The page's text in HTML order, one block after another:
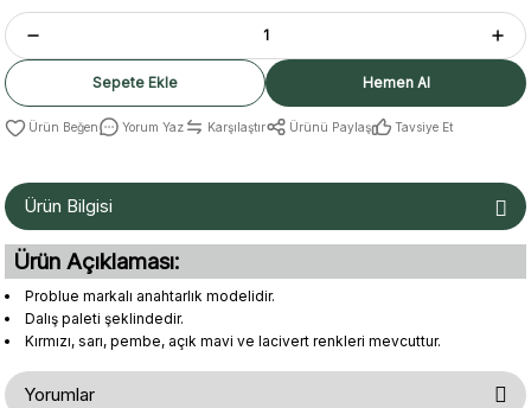
Sepete Ekle Hemen Al
Yorum Yaz Karşılaştır Ürünü Paylaş Tavsiye Et
Ürün Bilgisi
Ürün Açıklaması:
Problue markalı anahtarlık modelidir.
Dalış paleti şeklindedir.
Kırmızı, sarı, pembe, açık mavi ve lacivert renkleri mevcuttur.
Yorumlar